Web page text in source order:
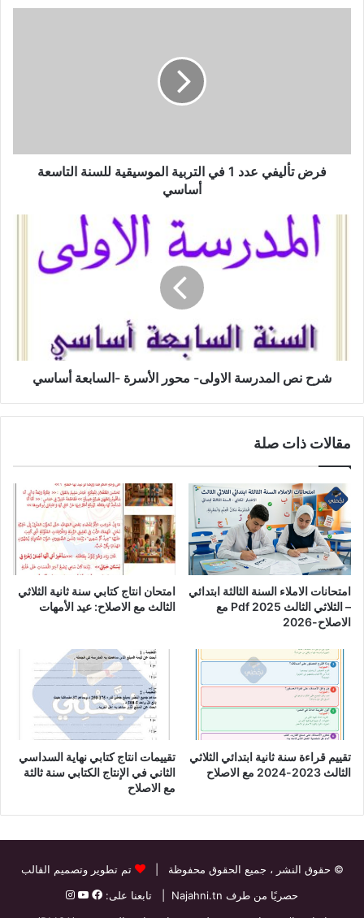
التاسعة
أساسي
فرض تأليفي عدد 1 في التربية الموسيقية للسنة التاسعة
أساسي
المدرسة
-السابعة
شرح نص المدرسة الاولى- محور الأسرة -السابعة أساسي
مقالات ذات صلة
امتحانات الاملاء السنة الثالثة ابتدائي
– الثلاثي الثالث Pdf 2025 مع
الاصلاح-2026
امتحان انتاج كتابي سنة ثانية الثلاثي
الثالث مع الاصلاح: عيد الأمهات
تقييم قراءة سنة ثانية ابتدائي الثلاثي
الثالث 2023-2024 مع الاصلاح
تقييمات انتاج كتابي نهاية السداسي
الثاني في الإنتاج الكتابي سنة ثالثة
مع الاصلاح
© حقوق النشر ، جميع الحقوق محفوظة |
تم تطوير وتصميم القالب
حصريًا من طرف Najahni.tn | تابعنا على: